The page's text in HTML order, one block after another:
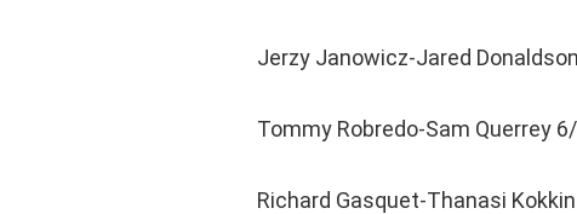
Jerzy Janowicz-Jared
Tommy Robredo-Sam Querrey
Richard Gasquet-Thanasi